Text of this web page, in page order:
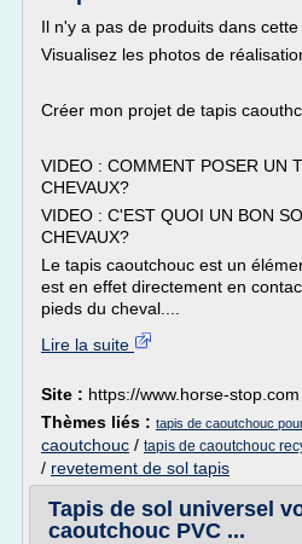
Il n'y a pas de produits dans
Visualisez les photos de
Créer mon projet de tapis
VIDEO : COMMENT POSER UN
CHEVAUX?
VIDEO : C'EST QUOI UN BON
CHEVAUX?
Le tapis caoutchouc est un
est en effet directement en
pieds du cheval....
Lire la suite
Site : https://www.horse-stop.com
Thèmes liés : tapis de caoutchouc
caoutchouc / tapis de caoutchouc
/ revetement de sol tapis
Tapis de sol universel
caoutchouc PVC ...